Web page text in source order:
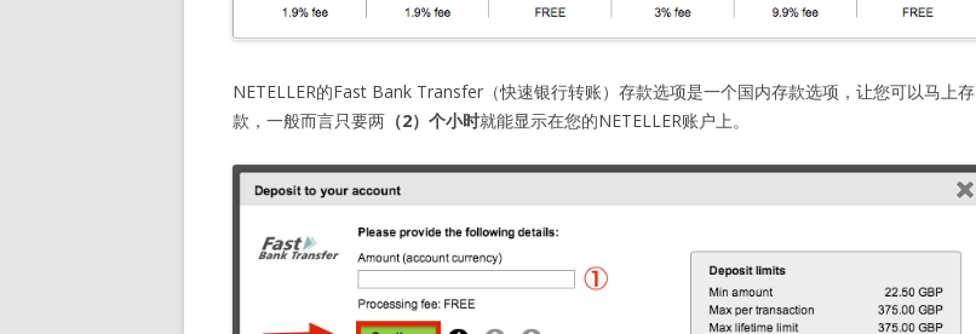
NETELLER的Fast Bank Transfer（快速银行转账）存款选项是一个国内存款选项，让您可以马上存
款，一般而言只要两 （2）个小时就能显示在您的NETELLER账户上。